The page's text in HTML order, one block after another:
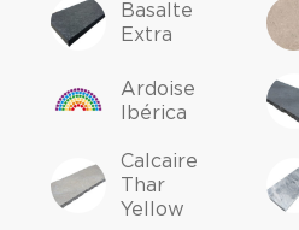
Basalte
Extra
Ardoise
Ibérica
Calcaire
Thar
Yellow